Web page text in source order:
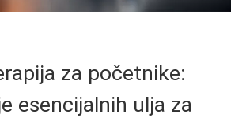
za početnike:
esencijalnih ulja za